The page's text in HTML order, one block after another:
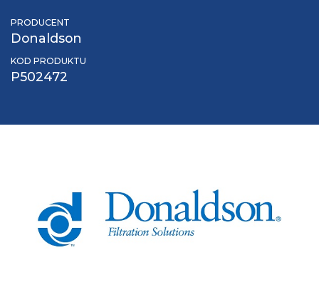
PRODUCENT
Donaldson
KOD PRODUKTU
P502472